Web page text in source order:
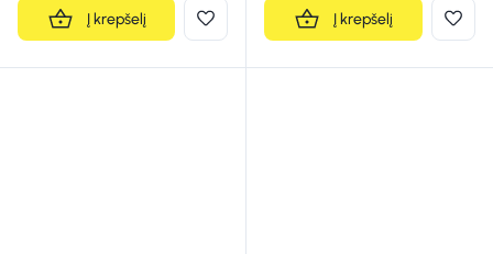
Į krepšelį Į krepšelį